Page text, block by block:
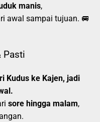
manis,
awal sampai tujuan. 🚐
Pasti
Kudus ke Kajen, jadi
sore hingga malam,